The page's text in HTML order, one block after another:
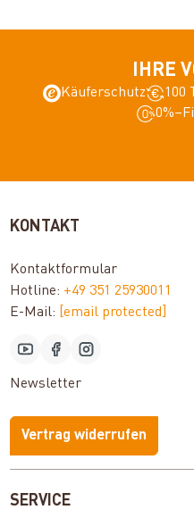
IHRE
Käuferschutz
100
SERVICE
KONTAKT
Kontaktformular
Hotline: +49 351 25930011
E-Mail: [email protected]
Newsletter
Vertrag widerrufen